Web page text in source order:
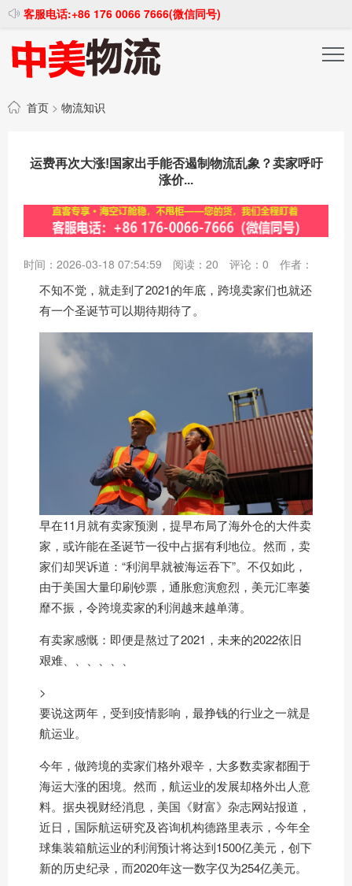
客服电话:+86 176 0066 7666(微信同号)
首页 > 物流知识
运费再次大涨!国家出手能否遏制物流乱象？卖家呼吁
涨价...
时间：2026-03-18 07:54:59 阅读： 20 评论： 0 作者：
不知不觉，就走到了2021的年底，跨境卖家们也就还
有一个圣诞节可以期待期待了。
早在11月就有卖家预测，提早布局了海外仓的大件卖
家，或许能在圣诞节一役中占据有利地位。然而，卖
家们却哭诉道：“利润早就被海运吞下”。不仅如此，
由于美国大量印刷钞票，通胀愈演愈烈，美元汇率萎
靡不振，令跨境卖家的利润越来越单薄。
有卖家感慨：即便是熬过了2021，未来的2022依旧
艰难、、、、、、
>
要说这两年，受到疫情影响，最挣钱的行业之一就是
航运业。
今年，做跨境的卖家们格外艰辛，大多数卖家都囿于
海运大涨的困境。然而，航运业的发展却格外出人意
料。据央视财经消息，美国《财富》杂志网站报道，
近日，国际航运研究及咨询机构德路里表示，今年全
球集装箱航运业的利润预计将达到1500亿美元，创下
新的历史纪录，而2020年这一数字仅为254亿美元。